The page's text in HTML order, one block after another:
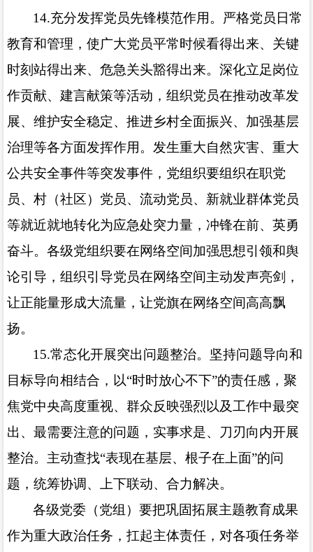
14.充分发挥党员先锋模范作用。严格党员日常
教育和管理，使广大党员平常时候看得出来、关键
时刻站得出来、危急关头豁得出来。深化立足岗位
作贡献、建言献策等活动，组织党员在推动改革发
展、维护安全稳定、推进乡村全面振兴、加强基层
治理等各方面发挥作用。发生重大自然灾害、重大
公共安全事件等突发事件，党组织要组织在职党
员、村（社区）党员、流动党员、新就业群体党员
等就近就地转化为应急处突力量，冲锋在前、英勇
奋斗。各级党组织要在网络空间加强思想引领和舆
论引导，组织引导党员在网络空间主动发声亮剑，
让正能量形成大流量，让党旗在网络空间高高飘
扬。
15.常态化开展突出问题整治。坚持问题导向和
目标导向相结合，以“时时放心不下”的责任感，聚
焦党中央高度重视、群众反映强烈以及工作中最突
出、最需要注意的问题，实事求是、刀刃向内开展
整治。主动查找“表现在基层、根子在上面”的问
题，统筹协调、上下联动、合力解决。
各级党委（党组）要把巩固拓展主题教育成果
作为重大政治任务，扛起主体责任，对各项任务举